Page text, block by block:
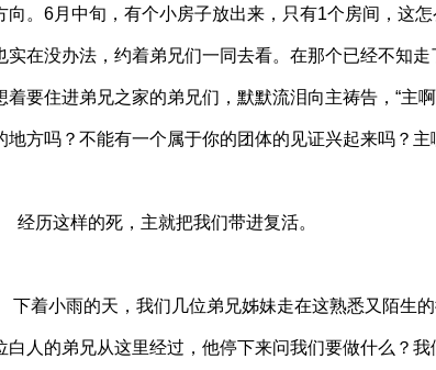
向。6月中旬，有个小房子放出来，只有1个房间，这
实在没办法，约着弟兄们一同去看。在那个已经不知
着要住进弟兄之家的弟兄们，默默流泪向主祷告，“主
地方吗？不能有一个属于你的团体的见证兴起来吗？主
经历这样的死，主就把我们带进复活。
下着小雨的天，我们几位弟兄姊妹走在这熟悉又陌生
白人的弟兄从这里经过，他停下来问我们要做什么？